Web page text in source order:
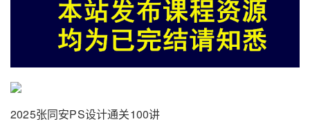
2025张同安PS设计通关100讲